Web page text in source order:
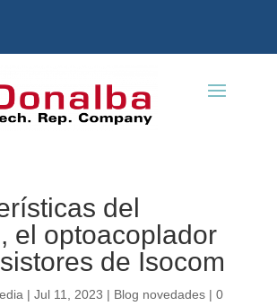
del
el optoacoplador
de Isocom
| Jul 11, 2023 | Blog novedades| 0